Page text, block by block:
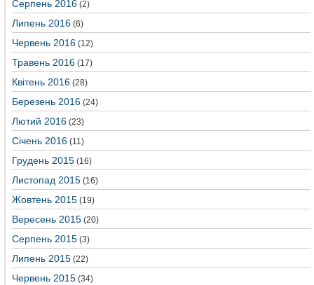
Серпень 2016 (2)
Липень 2016 (6)
Червень 2016 (12)
Травень 2016 (17)
Квітень 2016 (28)
Березень 2016 (24)
Лютий 2016 (23)
Січень 2016 (11)
Грудень 2015 (16)
Листопад 2015 (16)
Жовтень 2015 (19)
Вересень 2015 (20)
Серпень 2015 (3)
Липень 2015 (22)
Червень 2015 (34)